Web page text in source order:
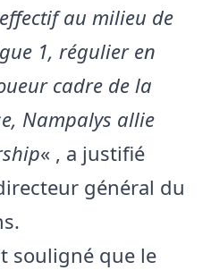
au milieu de
1, régulier en
cadre de la
Nampalys allie
« , a justifié
général du
souligné que le